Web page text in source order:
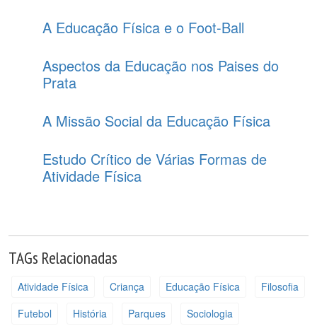
A Educação Física e o Foot-Ball
Aspectos da Educação nos Paises do
Prata
A Missão Social da Educação Física
Estudo Crítico de Várias Formas de
Atividade Física
TAGs Relacionadas
Atividade Física Criança Educação Física
Filosofia
Futebol
História Parques Sociologia